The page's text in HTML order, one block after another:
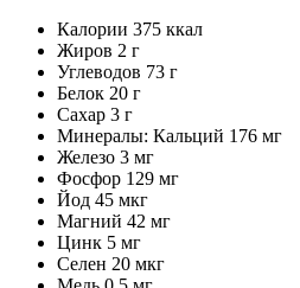
Калории 375 ккал
Жиров 2 г
Углеводов 73 г
Белок 20 г
Сахар 3 г
Минералы: Кальций 176 мг
Железо 3 мг
Фосфор 129 мг
Йод 45 мкг
Магний 42 мг
Цинк 5 мг
Селен 20 мкг